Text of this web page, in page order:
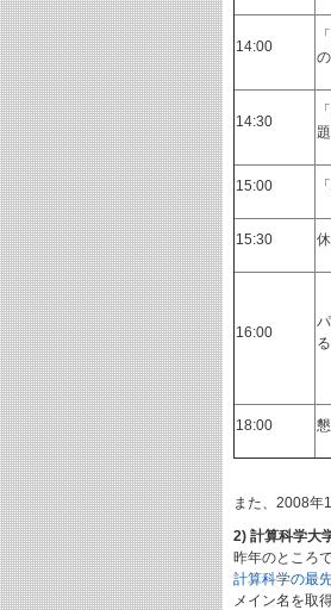
14:00
14:30
題
15:00
15:30
16:00
18:00
また、2008年
2) 計算科学大
昨年のところ
計算科学の最
メイン名を取